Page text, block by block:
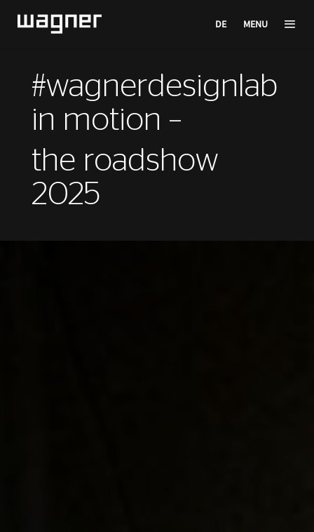
DE MENU
#wagnerdesignlab
in motion –
the roadshow
2025